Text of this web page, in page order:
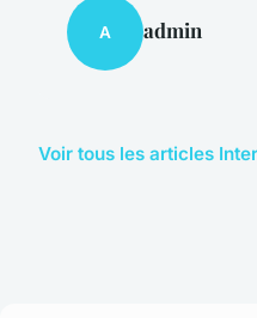
A admin
Voir tous les articles